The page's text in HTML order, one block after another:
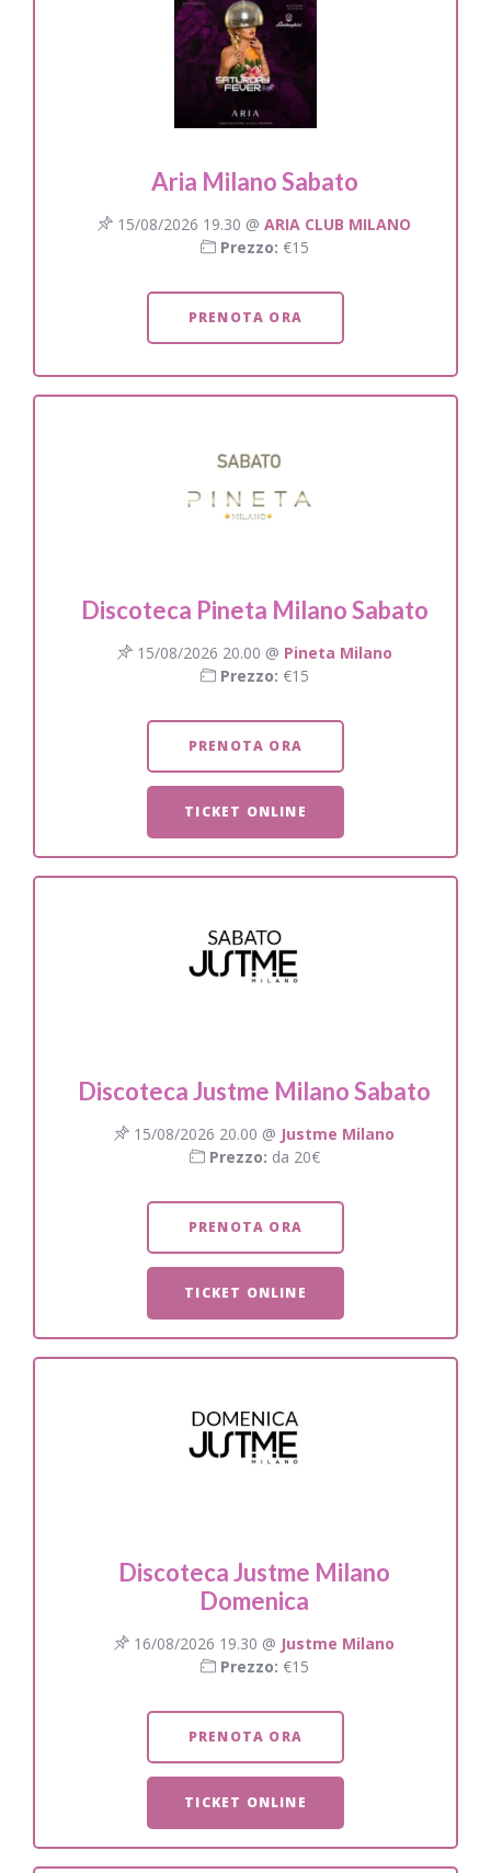
Aria Milano Sabato
15/08/2026 19.30 @ ARIA CLUB MILANO
Prezzo: €15
PRENOTA ORA
Discoteca Pineta Milano Sabato
15/08/2026 20.00 @ Pineta Milano
Prezzo: €15
PRENOTA ORA
TICKET ONLINE
Discoteca Justme Milano Sabato
15/08/2026 20.00 @ Justme Milano
Prezzo: da 20€
PRENOTA ORA
TICKET ONLINE
Discoteca Justme Milano
Domenica
16/08/2026 19.30 @ Justme Milano
Prezzo: €15
PRENOTA ORA
TICKET ONLINE